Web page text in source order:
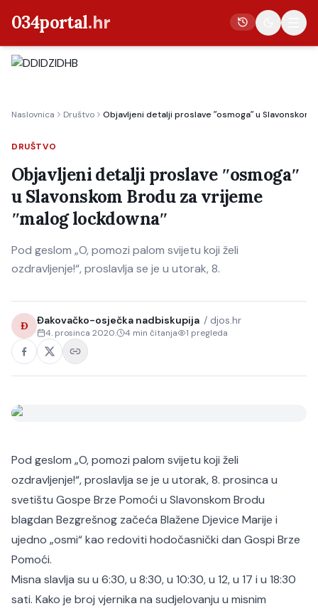
034portal.hr
Crna kronika
Poljoprivreda
Politika
Gospodarstvo
Život
Kultura
Sport
Naslovnica Društvo Objavljeni detalji proslave ʺosmogaʺ u Slavonskom
DRUŠTVO
Objavljeni detalji proslave ʺosmogaʺ
u Slavonskom Brodu za vrijeme
ʺmalog lockdownaʺ
Pod geslom „O, pomozi palom svijetu koji želi
ozdravljenje!“, proslavlja se je u utorak, 8.
Đ Đakovačko-osječka nadbiskupija / djos.hr
4. prosinca 2020. 4 min čitanja 1 pregleda
Pod geslom „O, pomozi palom svijetu koji želi
ozdravljenje!“, proslavlja se je u utorak, 8. prosinca u
svetištu Gospe Brze Pomoći u Slavonskom Brodu
blagdan Bezgrešnog začeća Blažene Djevice Marije i
ujedno „osmi“ kao redoviti hodočasnički dan Gospi Brze
Pomoći.
Misna slavlja su u 6:30, u 8:30, u 10:30, u 12, u 17 i u 18:30
sati. Kako je broj vjernika na sudjelovanju u misnim